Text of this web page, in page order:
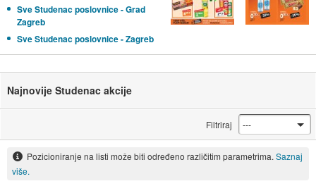
Sve Studenac poslovnice - Grad
Zagreb
Sve Studenac poslovnice - Zagreb
Najnovije Studenac akcije
Filtriraj
Pozicioniranje na listi može biti određeno različitim parametrima. Saznaj
više.